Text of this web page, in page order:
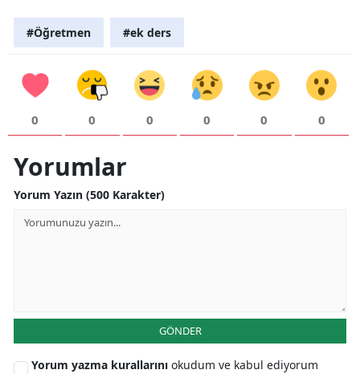
#Öğretmen #ek ders
0 0 0 0 0 0
Yorumlar
Yorum Yazın (500 Karakter)
GÖNDER
Yorum yazma kurallarını okudum ve kabul ediyorum